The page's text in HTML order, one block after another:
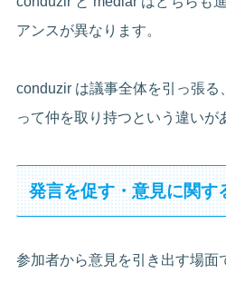
アンスが異なります。
conduzir は議事全体を引っ張る
って仲を取り持つという違いが
発言を促す・意見に関す
参加者から意見を引き出す場面